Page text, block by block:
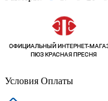
Условия Оплаты